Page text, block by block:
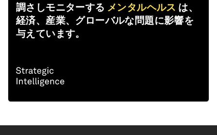
調さしモニターする メンタルヘルス は、
経済、産業、グローバルな問題に影響を
与えています。